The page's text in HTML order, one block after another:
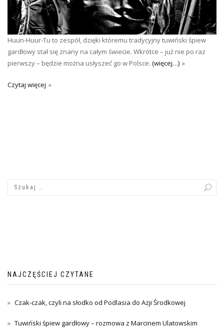
Huun-Huur-Tu to zespół, dzięki któremu tradycyjny tuwiński śpiew
gardłowy stał się znany na całym świecie. Wkrótce – już nie po raz
pierwszy – będzie można usłyszeć go w Polsce. (więcej…)
Czytaj więcej
NAJCZĘŚCIEJ CZYTANE
Czak-czak, czyli na słodko od Podlasia do Azji Środkowej
Tuwiński śpiew gardłowy – rozmowa z Marcinem Ulatowskim